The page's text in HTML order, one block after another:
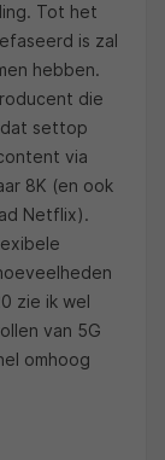
Tot het
is zal
hebben.
die
settop
via
8K (en ook
Netflix).
zie ik wel
van 5G
omhoog